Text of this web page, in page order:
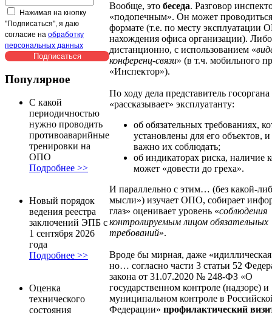
Нажимая на кнопку
"Подписаться", я даю
согласие на обработку
персональных данных
Популярное
С какой
периодичностью
нужно проводить
противоаварийные
тренировки на
ОПО
Подробнее >>
Новый порядок
ведения реестра
заключений ЭПБ с
1 сентября 2026
года
Подробнее >>
Оценка
технического
состояния
Вообще, это беседа. Разговор
«подопечным». Он может
формате (т.е. по месту эксплуатации
нахождения офиса организации). Либо
дистанционно, с использованием «
конференц-связи» (в т.ч. мобильного
«Инспектор»).
По ходу дела представитель госоргана
«рассказывает» эксплуатанту:
об обязательных требованиях,
установлены для его объектов,
важно их соблюдать;
об индикаторах риска, наличие
может «довести до греха».
И параллельно с этим… (без какой-
мысли») изучает ОПО, собирает
глаз» оценивает уровень «соблюдения
контролируемым лицом обязательных
требований».
Вроде бы мирная, даже
но… согласно части 3 статьи 52
закона от 31.07.2020 № 248-ФЗ «О
государственном контроле (надзоре) и
муниципальном контроле в
Федерации» профилактический